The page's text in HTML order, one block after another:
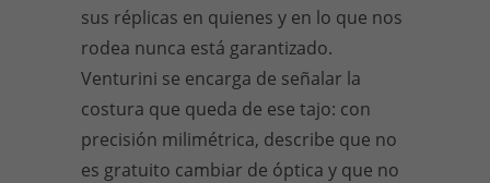
sus réplicas en quienes y en lo que nos
rodea nunca está garantizado.
Venturini se encarga de señalar la
costura que queda de ese tajo: con
precisión milimétrica, describe que no
es gratuito cambiar de óptica y que no